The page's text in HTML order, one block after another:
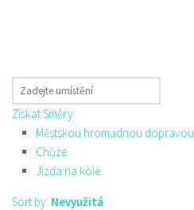
Získat Směry
Městskou hromadnou dopravou
Chůze
Jízda na kole
Sort by: Nevyužitá